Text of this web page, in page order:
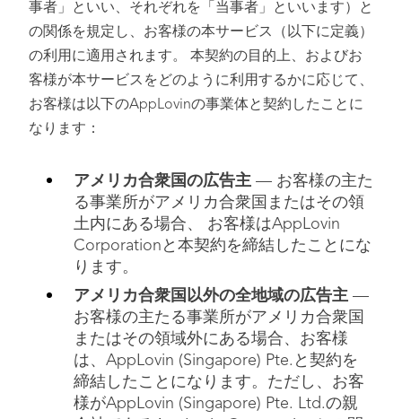
事者」といい、それぞれを「当事者」といいます）と
の関係を規定し、お客様の本サービス（以下に定義）
の利用に適用されます。 本契約の目的上、およびお
客様が本サービスをどのように利用するかに応じて、
お客様は以下のAppLovinの事業体と契約したことに
なります：
アメリカ合衆国の広告主 — お客様の主た
る事業所がアメリカ合衆国またはその領
土内にある場合、 お客様はAppLovin
Corporationと本契約を締結したことにな
ります。
アメリカ合衆国以外の全地域の広告主 —
お客様の主たる事業所がアメリカ合衆国
またはその領域外にある場合、お客様
は、AppLovin (Singapore) Pte.と契約を
締結したことになります。ただし、お客
様がAppLovin (Singapore) Pte. Ltd.の親